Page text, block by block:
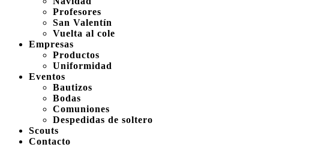
Profesores
San Valentín
Vuelta al cole
Empresas
Productos
Uniformidad
Eventos
Bautizos
Bodas
Comuniones
Despedidas de soltero
Scouts
Contacto